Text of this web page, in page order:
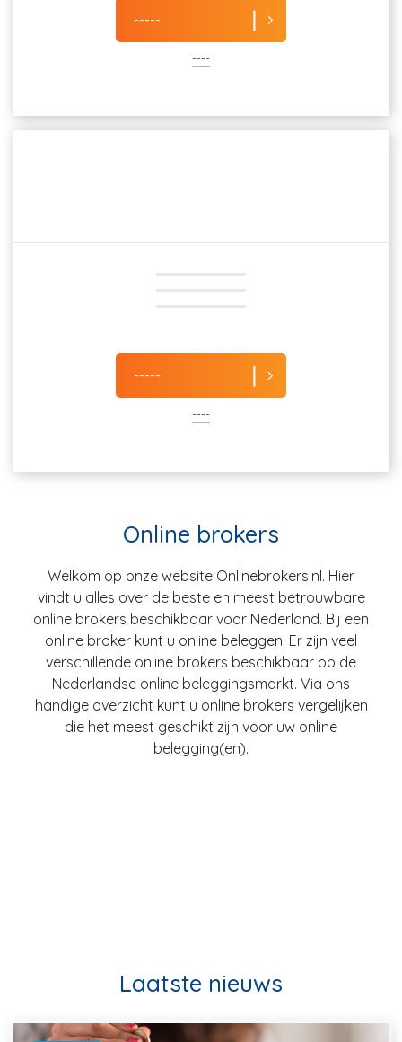
-----
----
-----
----
Online brokers
Welkom op onze website Onlinebrokers.nl. Hier
vindt u alles over de beste en meest betrouwbare
online brokers beschikbaar voor Nederland. Bij een
online broker kunt u online beleggen. Er zijn veel
verschillende online brokers beschikbaar op de
Nederlandse online beleggingsmarkt. Via ons
handige overzicht kunt u online brokers vergelijken
die het meest geschikt zijn voor uw online
belegging(en).
Laatste nieuws